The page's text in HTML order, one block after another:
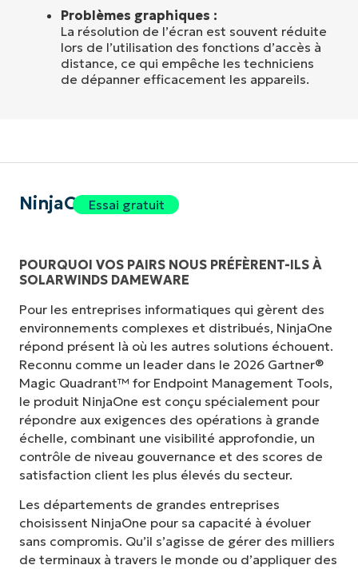
Problèmes graphiques :
La résolution de l’écran est souvent réduite
lors de l’utilisation des fonctions d’accès à
distance, ce qui empêche les techniciens
de dépanner efficacement les appareils.
NinjaOneEssai gratuit
POURQUOI VOS PAIRS NOUS PRÉFÈRENT-ILS À
SOLARWINDS DAMEWARE
Pour les entreprises informatiques qui gèrent des
environnements complexes et distribués, NinjaOne
répond présent là où les autres solutions échouent.
Reconnu comme un leader dans le 2026 Gartner®
Magic Quadrant™ for Endpoint Management Tools,
le produit NinjaOne est conçu spécialement pour
répondre aux exigences des opérations à grande
échelle, combinant une visibilité approfondie, un
contrôle de niveau gouvernance et des scores de
satisfaction client les plus élevés du secteur.
Les départements de grandes entreprises
choisissent NinjaOne pour sa capacité à évoluer
sans compromis. Qu’il s’agisse de gérer des milliers
de terminaux à travers le monde ou d’appliquer des